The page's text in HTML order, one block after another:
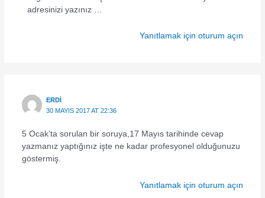
adresinizi yazınız …
Yanıtlamak için oturum açın
ERDI
30 MAYIS 2017 AT 22:36
5 Ocak’ta sorulan bir soruya,17 Mayıs tarihinde cevap
yazmanız yaptığınız işte ne kadar profesyonel olduğunuzu
göstermiş.
Yanıtlamak için oturum açın